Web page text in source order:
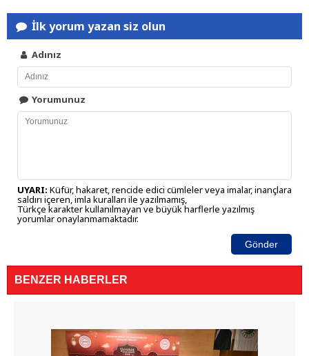
İlk yorum yazan siz olun
Adınız
Yorumunuz
UYARI: Küfür, hakaret, rencide edici cümleler veya imalar, inançlara
saldırı içeren, imla kuralları ile yazılmamış,
Türkçe karakter kullanılmayan ve büyük harflerle yazılmış
yorumlar onaylanmamaktadır.
Gönder
BENZER HABERLER